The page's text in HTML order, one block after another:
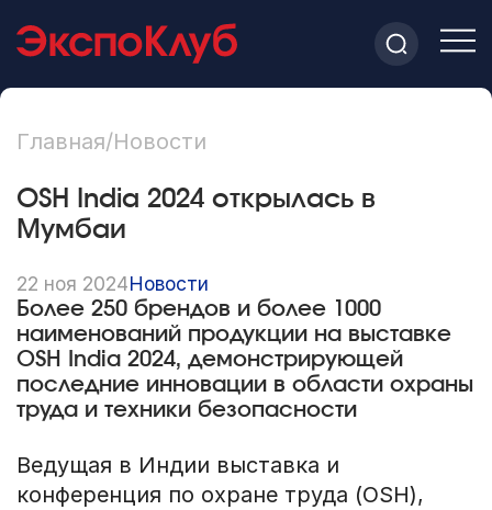
Главная/Новости
OSH India 2024 открылась в
Мумбаи
22 ноя 2024Новости
Более 250 брендов и более 1000
наименований продукции на выставке
OSH India 2024, демонстрирующей
последние инновации в области охраны
труда и техники безопасности
Ведущая в Индии выставка и
конференция по охране труда (OSH),